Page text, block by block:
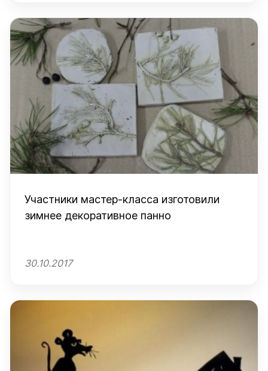
Участники мастер-класса изготовили
зимнее декоративное панно
30.10.2017